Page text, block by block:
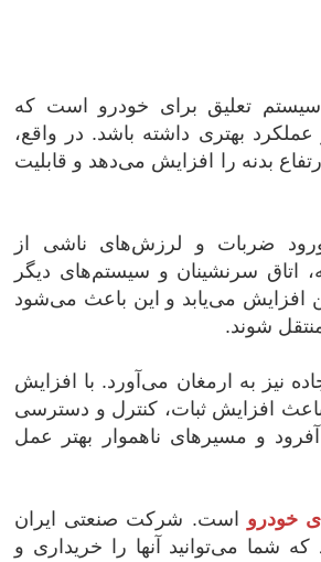
سیستم تعلیق برای خودرو است که
بهتری داشته باشد. در واقع،
بدنه را افزایش می‌دهد و قابلیت
ضربات و لرزش‌های ناشی از
اتاق سرنشینان و سیستم‌های دیگر
افزایش می‌یابد و این باعث می‌شود
شوند.
نیز به ارمغان می‌آورد. با افزایش
باعث افزایش ثبات، کنترل و دسترسی
و مسیرهای ناهموار بهتر عمل
خودرو است. شرکت صنعتی ایران
شما می‌توانید آنها را خریداری و